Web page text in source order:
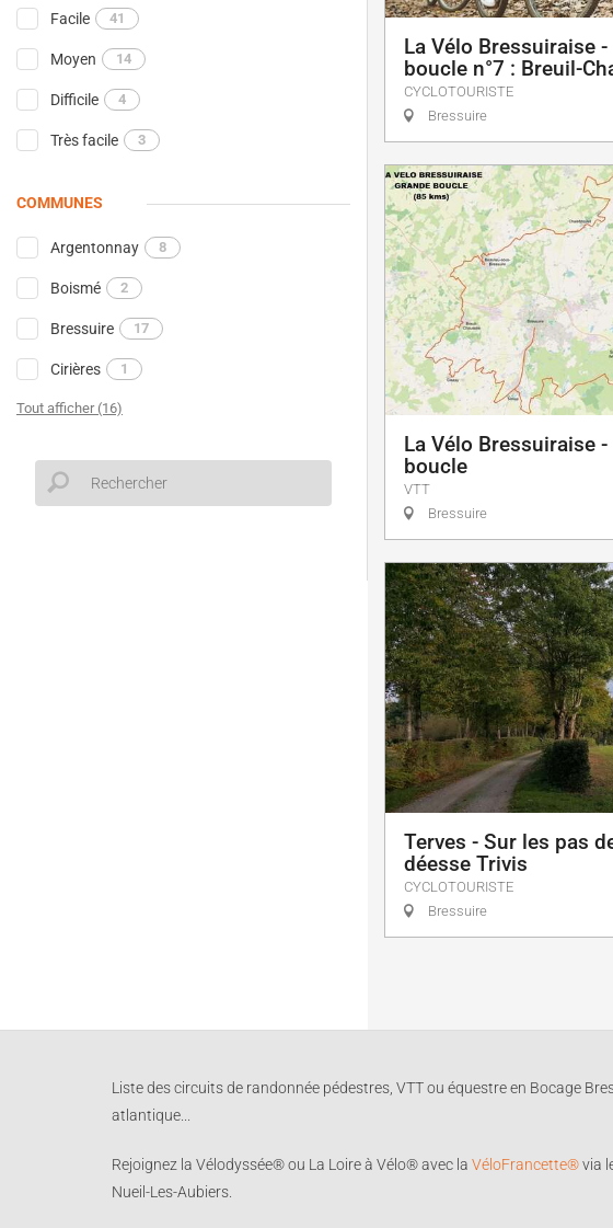
Facile 41
Moyen 14
Difficile 4
Très facile 3
COMMUNES
Argentonnay 8
Boismé 2
Bressuire 17
Cirières 1
Tout afficher (16)
La Vélo Bressuiraise
boucle n°7 : Breuil-
CYCLOTOURISTE
Bressuire
La Vélo Bressuiraise -
boucle
VTT
Bressuire
Terves - Sur les pas
déesse Trivis
CYCLOTOURISTE
Bressuire
Liste des circuits de randonnée pédestres, VTT ou équestre en Bocage
atlantique...
Rejoignez la Vélodyssée® ou La Loire à Vélo® avec la VéloFrancette®via
Nueil-Les-Aubiers.